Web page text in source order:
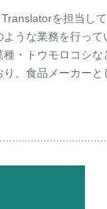
を担当し
うな業務を行って
種・トウモロコシ
、食品メーカーと